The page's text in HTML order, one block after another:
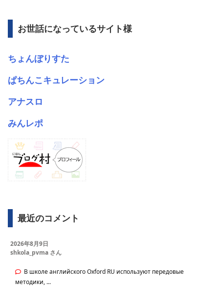
ブ
お世話になっているサイト様
ちょんぼりすた
ぱちんこキュレーション
アナスロ
みんレポ
最近のコメント
2026年8月9日
shkola_pvma さん
В школе английского Oxford RU используют передовые
методики, ...